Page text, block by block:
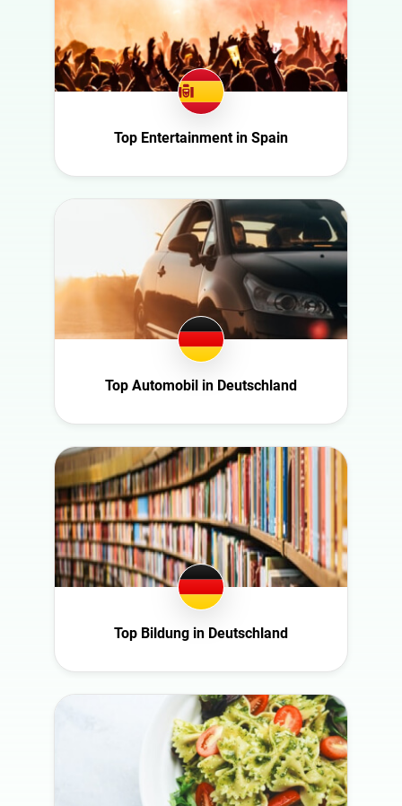
Schweden
Spain
Südafrika
United Arab
Top Entertainment in Spain
Top Automobil in Deutschland
Top Bildung in Deutschland